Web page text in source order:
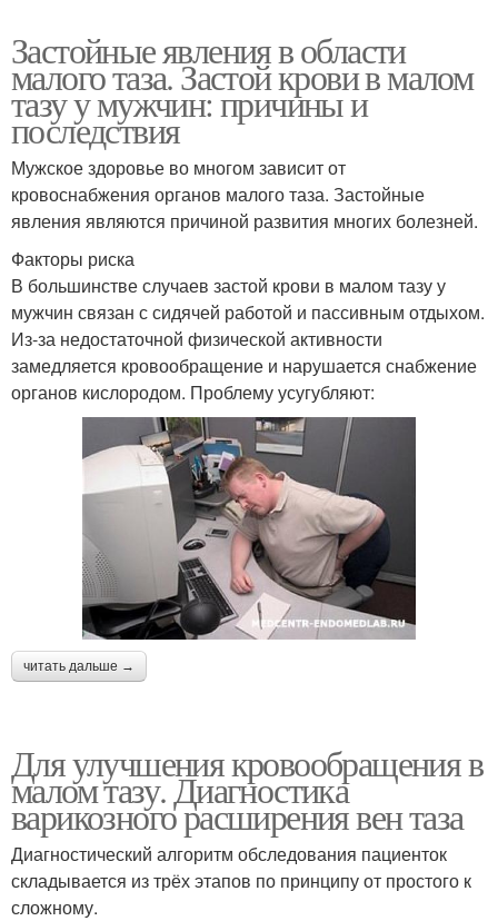
Застойные явления в области
малого таза. Застой крови в малом
тазу у мужчин: причины и
последствия
Мужское здоровье во многом зависит от
кровоснабжения органов малого таза. Застойные
явления являются причиной развития многих болезней.
Факторы риска
В большинстве случаев застой крови в малом тазу у
мужчин связан с сидячей работой и пассивным отдыхом.
Из-за недостаточной физической активности
замедляется кровообращение и нарушается снабжение
органов кислородом. Проблему усугубляют:
читать дальше →
Для улучшения кровообращения в
малом тазу. Диагностика
варикозного расширения вен таза
Диагностический алгоритм обследования пациенток
складывается из трёх этапов по принципу от простого к
сложному.